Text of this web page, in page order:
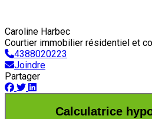
Caroline Harbec
Courtier immobilier résidentiel et
4388020223
Joindre
Partager
Calculatrice